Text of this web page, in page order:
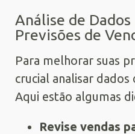
Análise de
Previsões de
Para melhorar suas
crucial analisar
Aqui estão algumas
Revise vendas